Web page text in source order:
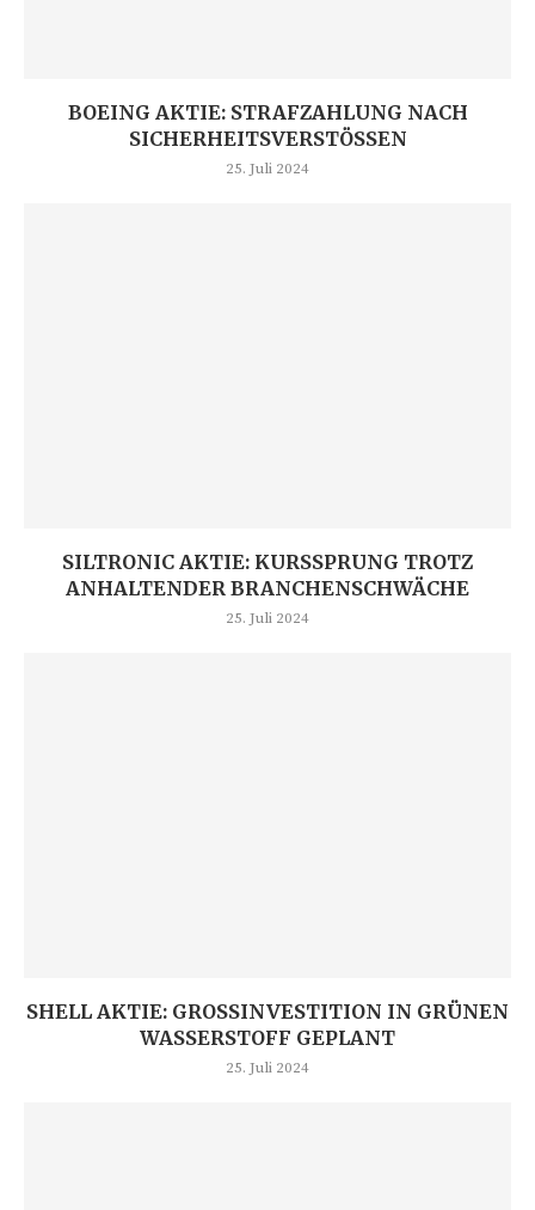
BOEING AKTIE: STRAFZAHLUNG NACH
SICHERHEITSVERSTÖSSEN
25. Juli 2024
SILTRONIC AKTIE: KURSSPRUNG TROTZ
ANHALTENDER BRANCHENSCHWÄCHE
25. Juli 2024
SHELL AKTIE: GROSSINVESTITION IN GRÜNEN W
ASSERSTOFF GEPLANT
25. Juli 2024